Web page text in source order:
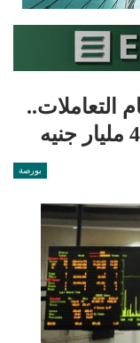
التعاملات..
بورصة